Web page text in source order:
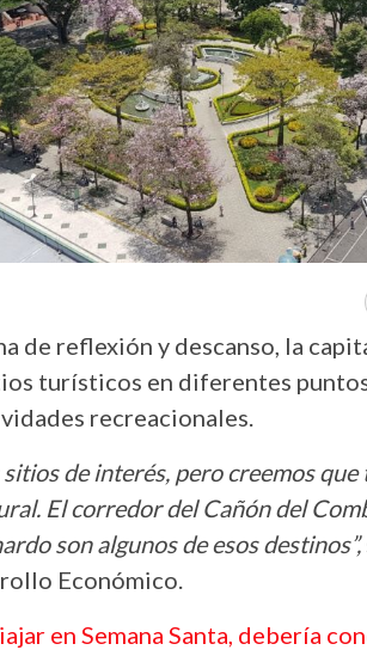
de reflexión y descanso, la
turísticos en diferentes
recreacionales.
sitios de interés, pero creemos
El corredor del Cañón del
son algunos de esos destinos”,
Económico.
en Semana Santa, debería